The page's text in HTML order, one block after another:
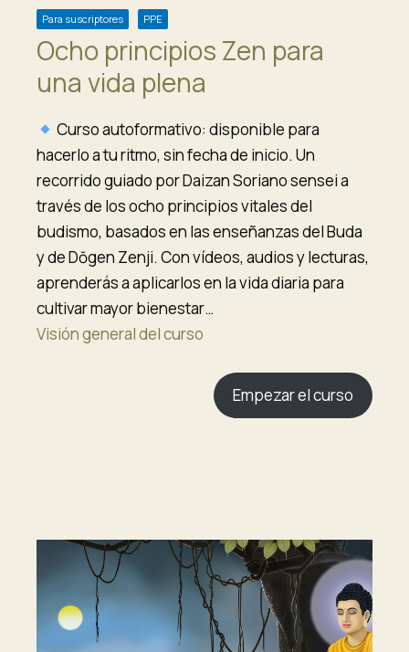
Para suscriptores PPE
Ocho principios Zen para
una vida plena
Curso autoformativo: disponible para
hacerlo a tu ritmo, sin fecha de inicio. Un
recorrido guiado por Daizan Soriano sensei a
través de los ocho principios vitales del
budismo, basados en las enseñanzas del Buda
y de Dōgen Zenji. Con vídeos, audios y lecturas,
aprenderás a aplicarlos en la vida diaria para
cultivar mayor bienestar…
Visión general del curso
Empezar el curso